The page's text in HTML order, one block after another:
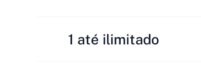
1 até ilimitado